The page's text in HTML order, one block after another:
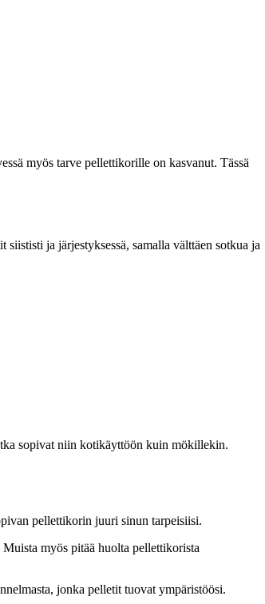
myös tarve pellettikorille on kasvanut. Tässä
ja järjestyksessä, samalla välttäen sotkua ja
sopivat niin kotikäyttöön kuin mökillekin.
pellettikorin juuri sinun tarpeisiisi.
myös pitää huolta pellettikorista
jonka pelletit tuovat ympäristöösi.